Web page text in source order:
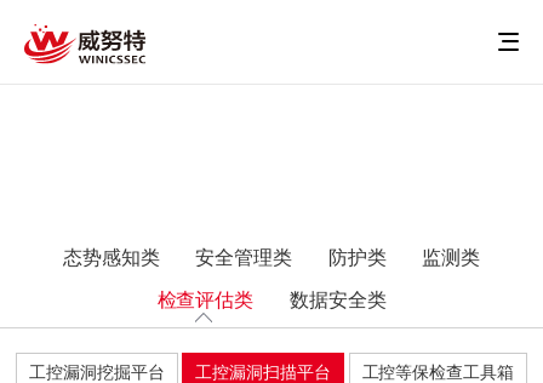
态势感知类 安全管理类 防护类 监测类
检查评估类 数据安全类
工控漏洞挖掘平台 工控漏洞扫描平台 工控等保检查工具箱